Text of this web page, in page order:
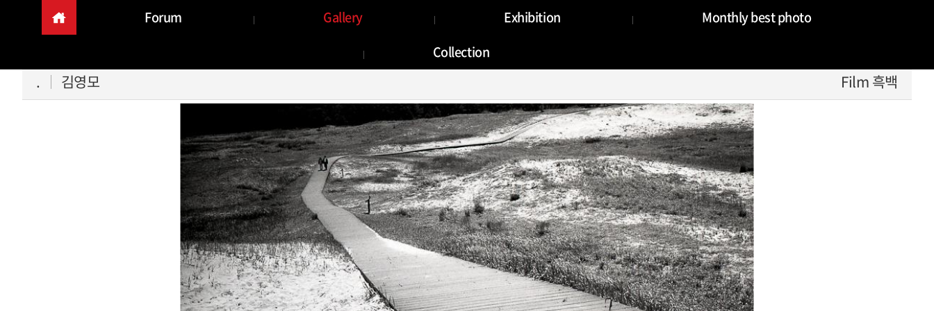
Forum Gallery Exhibition
Monthly best photo
Collection
. 김영모 Film 흑백